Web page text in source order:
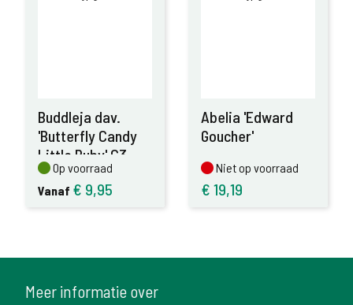
Buddleja dav.
'Butterfly Candy
Little Ruby' C3
Op voorraad
Op voorraad
Vanaf € 9,95
Abelia 'Edward
Goucher'
Niet op voorraad
Niet op voorraad
€ 19,19
Meer informatie over